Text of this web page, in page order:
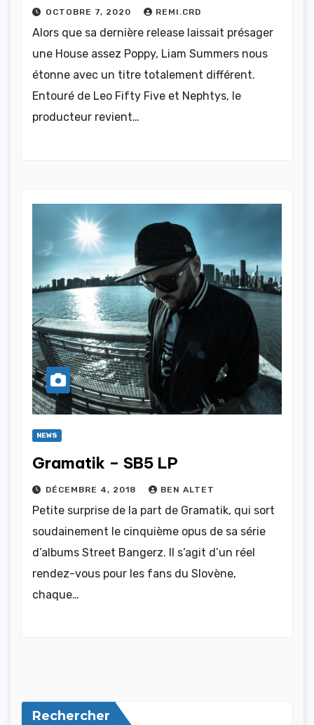
OCTOBRE 7, 2020 REMI.CRD
Alors que sa dernière release laissait présager
une House assez Poppy, Liam Summers nous
étonne avec un titre totalement différent.
Entouré de Leo Fifty Five et Nephtys, le
producteur revient…
NEWS
Gramatik – SB5 LP
DÉCEMBRE 4, 2018 BEN ALTET
Petite surprise de la part de Gramatik, qui sort
soudainement le cinquième opus de sa série
d’albums Street Bangerz. Il s’agit d’un réel
rendez-vous pour les fans du Slovène,
chaque…
Rechercher